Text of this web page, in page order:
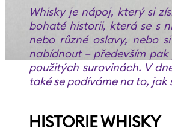
Whisky je nápoj, který si
bohaté historii, která se s
nebo různé oslavy, nebo
nabídnout – především
použitých surovinách. V
také se podíváme na to, jak
HISTORIE WHISKY